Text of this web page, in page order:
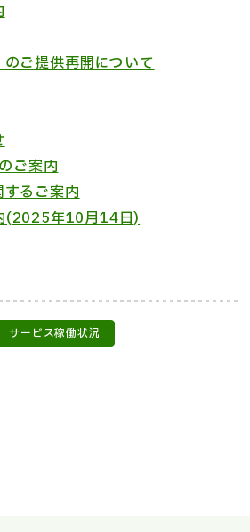
ご提供再開について
ご案内
るご案内
(2025年10月14日)
サービス稼働状況